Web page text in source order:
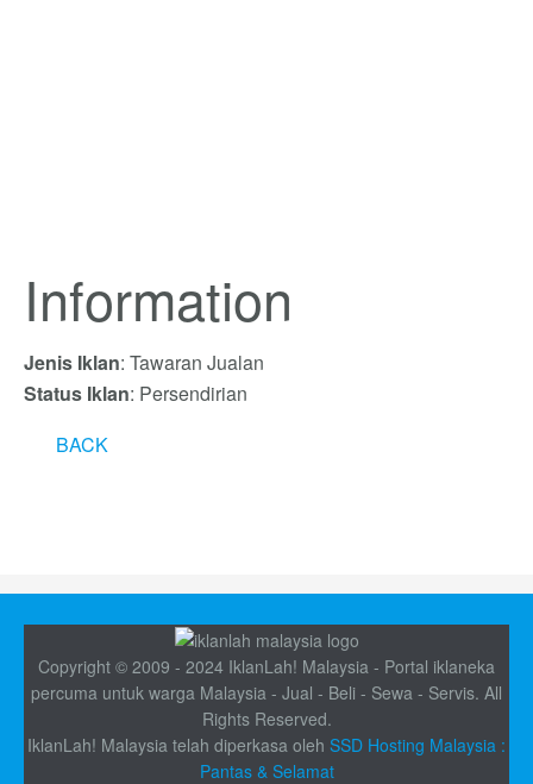
Information
Jenis Iklan: Tawaran Jualan
Status Iklan: Persendirian
BACK
Copyright © 2009 - 2024 IklanLah! Malaysia - Portal iklaneka
percuma untuk warga Malaysia - Jual - Beli - Sewa - Servis. All
Rights Reserved.
IklanLah! Malaysia telah diperkasa oleh SSD Hosting Malaysia :
Pantas & Selamat